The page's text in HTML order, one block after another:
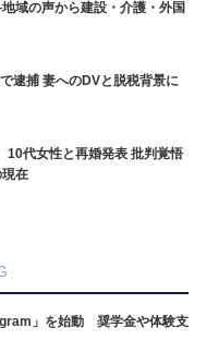
域の声から建設・介護・外国
税背景に
在
」を始動 奨学金や体験支